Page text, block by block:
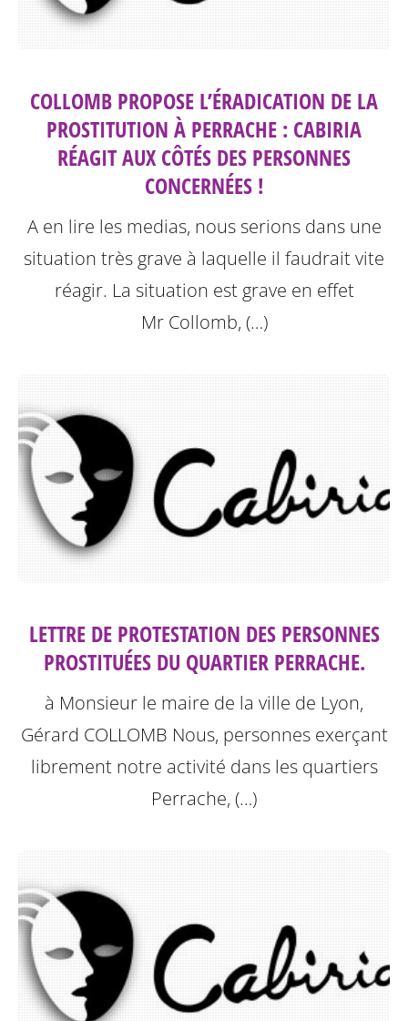
COLLOMB PROPOSE L’ÉRADICATION DE LA
PROSTITUTION À PERRACHE : CABIRIA
RÉAGIT AUX CÔTÉS DES PERSONNES
CONCERNÉES !
A en lire les medias, nous serions dans une
situation très grave à laquelle il faudrait vite
réagir. La situation est grave en effet
Mr Collomb, (…)
LETTRE DE PROTESTATION DES PERSONNES
PROSTITUÉES DU QUARTIER PERRACHE.
à Monsieur le maire de la ville de Lyon,
Gérard COLLOMB Nous, personnes exerçant
librement notre activité dans les quartiers
Perrache, (…)